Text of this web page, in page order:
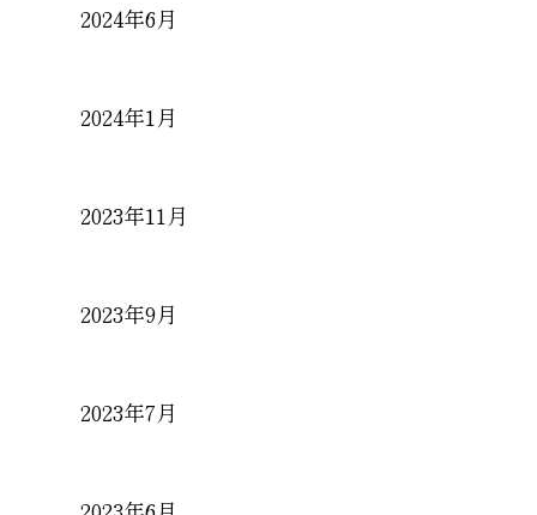
2024年6月
2024年1月
2023年11月
2023年9月
2023年7月